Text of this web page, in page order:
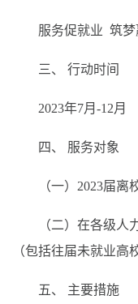
服务促就业 筑梦
三、 行动时间
2023年7月-12月
四、 服务对象
（一）2023届离
（二）在各级
（包括往届未就业高
五、 主要措施